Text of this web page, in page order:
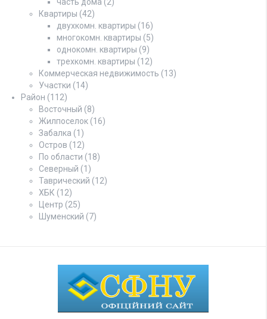
Квартиры (42)
двухкомн. квартиры (16)
многокомн. квартиры (5)
однокомн. квартиры (9)
трехкомн. квартиры (12)
Коммерческая недвижимость (13)
Участки (14)
Район (112)
Восточный (8)
Жилпоселок (16)
Забалка (1)
Остров (12)
По области (18)
Северный (1)
Таврический (12)
ХБК (12)
Центр (25)
Шуменский (7)